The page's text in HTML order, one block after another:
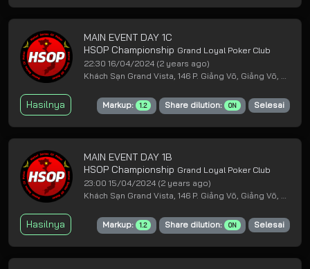
MAIN EVENT DAY 1C
HSOP Championship Grand Loyal Poker Club
22:30 16/04/2024 (2 years ago)
Hasilnya Markup: 1.2 Share dilution: ON Selesai
MAIN EVENT DAY 1B
HSOP Championship Grand Loyal Poker Club
23:00 15/04/2024 (2 years ago)
Hasilnya Markup: 1.2 Share dilution: ON Selesai